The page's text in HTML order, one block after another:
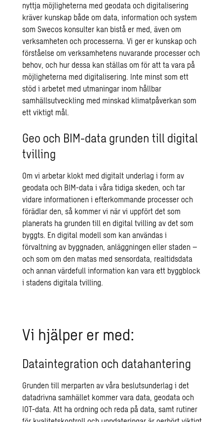
nyttja möjligheterna med geodata och digitalisering
kräver kunskap både om data, information och system
som Swecos konsulter kan bistå er med, även om
verksamheten och processerna. Vi ger er kunskap och
förståelse om verksamhetens nuvarande processer och
behov, och hur dessa kan ställas om för att ta vara på
möjligheterna med digitalisering. Inte minst som ett
stöd i arbetet med utmaningar inom hållbar
samhällsutveckling med minskad klimatpåverkan som
ett viktigt mål.
Geo och BIM-data grunden till digital
tvilling
Om vi arbetar klokt med digitalt underlag i form av
geodata och BIM-data i våra tidiga skeden, och tar
vidare informationen i efterkommande processer och
förädlar den, så kommer vi när vi uppfört det som
planerats ha grunden till endigital tvilling av det som
byggts. En digital modell som kan användas i
förvaltning av byggnaden, anläggningen eller staden –
och som om den matas med sensordata, realtidsdata
och annan värdefull information kan vara ett byggblock
i stadens digitala tvilling.
Vi hjälper er med:
Dataintegration och datahantering
Grunden till merparten av våra beslutsunderlag i det
datadrivna samhället kommer vara data, geodata och
IOT-data. Att haordning och reda på data, samt rutiner